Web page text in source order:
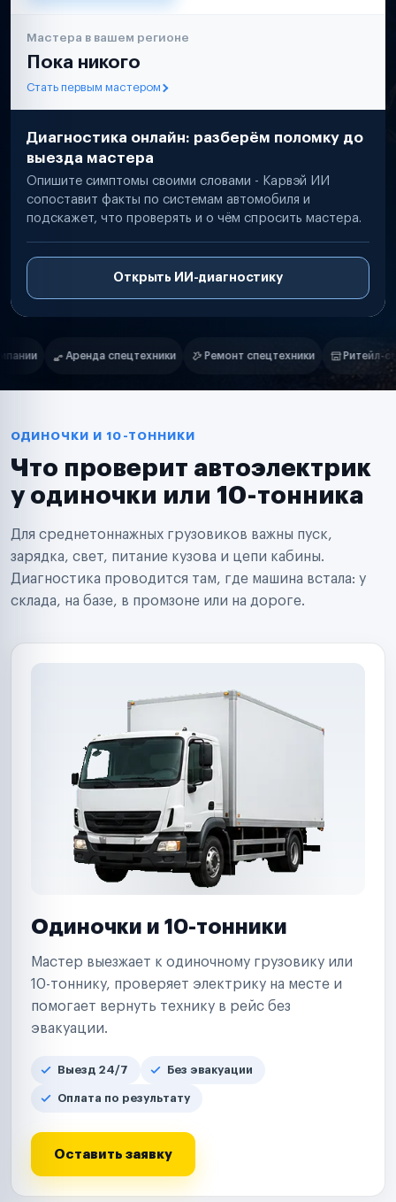
Мастера в вашем регионе
Пока никого
Стать первым мастером
Диагностика онлайн: разберём поломку до
выезда мастера
Опишите симптомы своими словами - Карвэй ИИ
сопоставит факты по системам автомобиля и
подскажет, что проверять и о чём спросить мастера.
Открыть ИИ-диагностику
Нам доверяют
Ремонт спецтехники Ритейл-сети Управляющие компании
Маркетплейсы
Таксопарки
Автодилеры
Поставщики запчастей
Аренда спецтехники
Ремонт спецтехники
Ритейл-сети
Управляющие компании
Страховые компании
ОДИНОЧКИ И 10-ТОННИКИ
Что проверит автоэлектрик
у одиночки или 10-тонника
Для среднетоннажных грузовиков важны пуск,
зарядка, свет, питание кузова и цепи кабины.
Диагностика проводится там, где машина встала: у
склада, на базе, в промзоне или на дороге.
Одиночки и 10-тонники
Мастер выезжает к одиночному грузовику или
10-тоннику, проверяет электрику на месте и
помогает вернуть технику в рейс без
эвакуации.
Выезд 24/7 Без эвакуации
Оплата по результату
Оставить заявку